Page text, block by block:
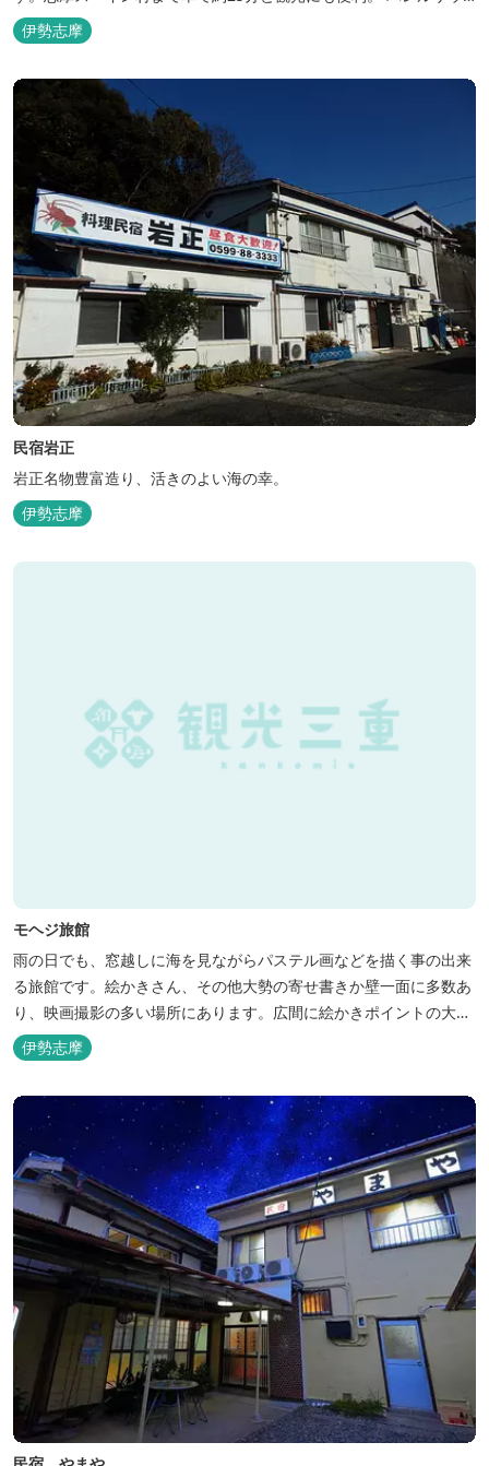
ナをはじめました。
伊勢志摩
民宿岩正
岩正名物豊富造り、活きのよい海の幸。
伊勢志摩
モヘジ旅館
雨の日でも、窓越しに海を見ながらパステル画などを描く事の出来
る旅館です。絵かきさん、その他大勢の寄せ書きか壁一面に多数あ
り、映画撮影の多い場所にあります。広間に絵かきポイントの大地
図がありますので合宿の際などの打ち合わせも行えます。
伊勢志摩